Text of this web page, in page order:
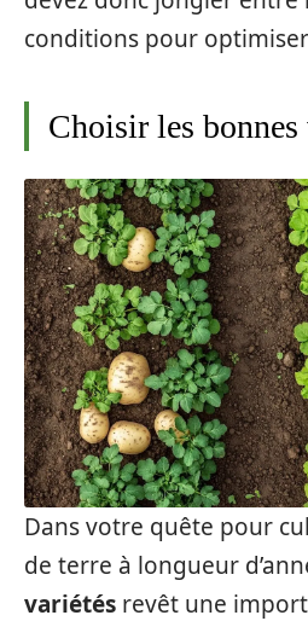
conditions pour
Choisir les bonnes
Dans votre quête pour
de terre à longueur
variétés revêt une